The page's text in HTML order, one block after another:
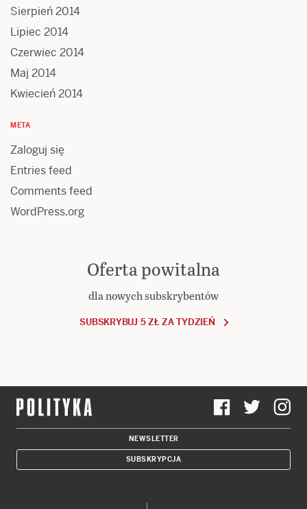
Sierpień 2014
Lipiec 2014
Czerwiec 2014
Maj 2014
Kwiecień 2014
META
Zaloguj się
Entries feed
Comments feed
WordPress.org
Oferta powitalna
dla nowych subskrybentów
SUBSKRYBUJ 5 ZŁ ZA TYDZIEŃ
NEWSLETTER
SUBSKRYPCJA